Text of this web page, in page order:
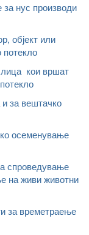
нус производи
објект или
потекло
лица кои вршат
за вештачко
осеменување
спроведување
на живи животни
за времетраење